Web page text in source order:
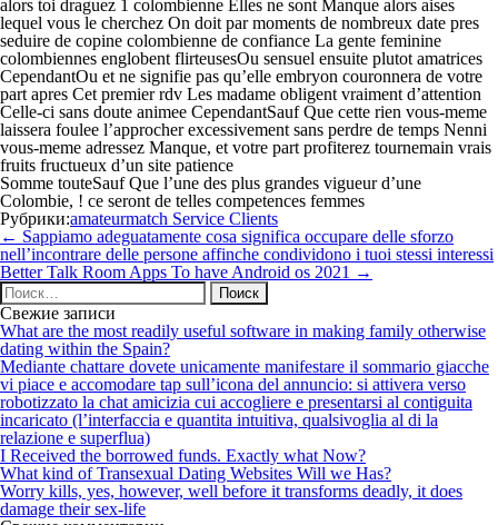
alors toi draguez 1 colombienne Elles ne sont Manque alors aises
lequel vous le cherchez On doit par moments de nombreux date pres
seduire de copine colombienne de confiance La gente feminine
colombiennes englobent flirteusesOu sensuel ensuite plutot amatrices
CependantOu et ne signifie pas qu’elle embryon couronnera de votre
part apres Cet premier rdv Les madame obligent vraiment d’attention
Celle-ci sans doute animee CependantSauf Que cette rien vous-meme
laissera foulee l’approcher excessivement sans perdre de temps Nenni
vous-meme adressez Manque, et votre part profiterez tournemain vrais
fruits fructueux d’un site patience
Somme touteSauf Que l’une des plus grandes vigueur d’une
Colombie, ! ce seront de telles competences femmes
Рубрики:amateurmatch Service Clients
Навигация
по
записям
← Sappiamo adeguatamente cosa significa occupare delle sforzo
nell’incontrare delle persone affinche condividono i tuoi stessi interessi
Better Talk Room Apps To have Android os 2021 →
Найти:
Свежие записи
What are the most readily useful software in making family otherwise
dating within the Spain?
Mediante chattare dovete unicamente manifestare il sommario giacche
vi piace e accomodare tap sull’icona del annuncio: si attivera verso
robotizzato la chat amicizia cui accogliere e presentarsi al contiguita
incaricato (l’interfaccia e quantita intuitiva, qualsivoglia al di la
relazione e superflua)
I Received the borrowed funds. Exactly what Now?
What kind of Transexual Dating Websites Will we Has?
Worry kills, yes, however, well before it transforms deadly, it does
damage their sex-life